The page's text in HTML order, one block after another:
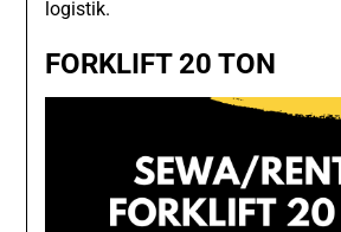
logistik.
FORKLIFT 20 TON